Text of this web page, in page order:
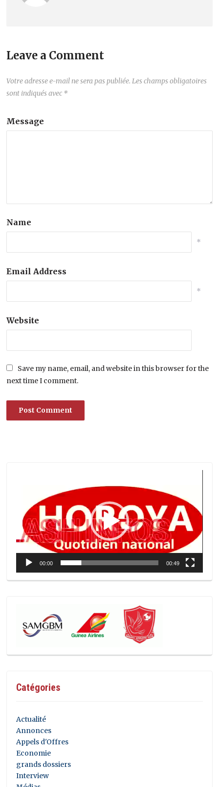
Leave a Comment
Votre adresse e-mail ne sera pas publiée. Les champs obligatoires
sont indiqués avec *
Message
Name
*
Email Address
*
Website
Save my name, email, and website in this browser for the
next time I comment.
00:00 00:49
Catégories
Actualité
Annonces
Appels d'Offres
Economie
grands dossiers
Interview